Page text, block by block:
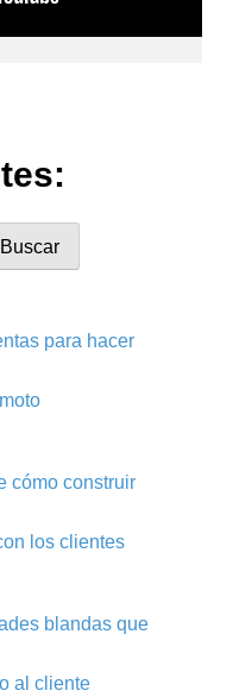
Buscar
para hacer
cómo construir
los clientes
blandas que
al cliente